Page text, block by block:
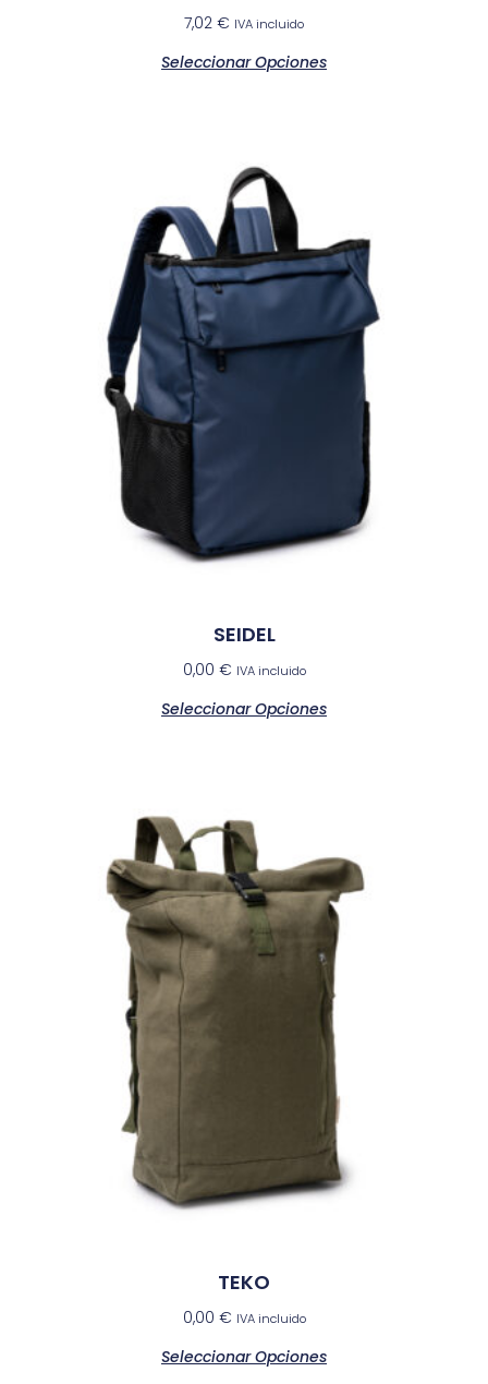
7,02 € IVA incluido
Seleccionar Opciones
SEIDEL
0,00 € IVA incluido
Seleccionar Opciones
TEKO
0,00 € IVA incluido
Seleccionar Opciones